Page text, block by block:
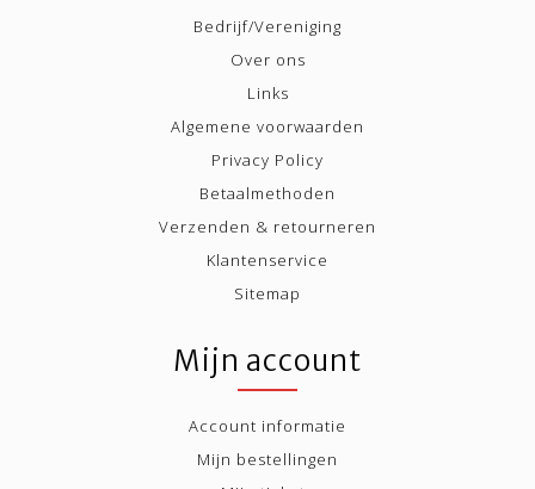
Bedrijf/Vereniging
Over ons
Links
Algemene voorwaarden
Privacy Policy
Betaalmethoden
Verzenden & retourneren
Klantenservice
Sitemap
Mijn account
Account informatie
Mijn bestellingen